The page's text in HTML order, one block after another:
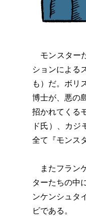
モンスター
ションによる
も）だ。ボリ
博士が、悪の
招かれてくる
ド氏）、カ
全て『モンス
またフラン
ターたちの中
ンケンシュタ
ビである。